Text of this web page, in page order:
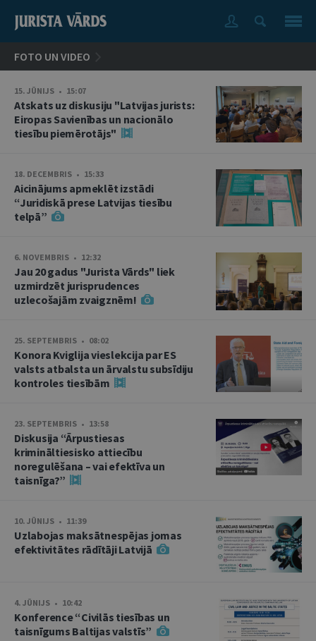
FOTO UN VIDEO
15. JŪNIJS • 15:07
Atskats uz diskusiju "Latvijas jurists:
Eiropas Savienības un nacionālo
tiesību piemērotājs"
18. DECEMBRIS • 15:33
Aicinājums apmeklēt izstādi
“Juridiskā prese Latvijas tiesību
telpā”
6. NOVEMBRIS • 12:32
Jau 20 gadus "Jurista Vārds" liek
uzmirdzēt jurisprudences
uzlecošajām zvaigznēm!
25. SEPTEMBRIS • 08:02
Konora Kviglija vieslekcija par ES
valsts atbalsta un ārvalstu subsīdiju
kontroles tiesībām
23. SEPTEMBRIS • 13:58
Diskusija “Ārpustiesas
krimināltiesisko attiecību
noregulēšana – vai efektīva un
taisnīga?”
10. JŪNIJS • 11:39
Uzlabojas maksātnespējas jomas
efektivitātes rādītāji Latvijā
4. JŪNIJS • 10:42
Konference “Civilās tiesības un
taisnīgums Baltijas valstīs”